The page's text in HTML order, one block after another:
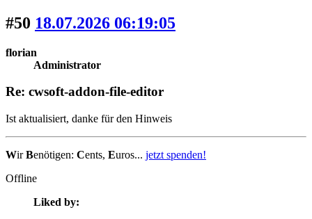
#50 18.07.2026 06:19:05
florian
Administrator
Re: cwsoft-addon-file-editor
Ist aktualisiert, danke für den Hinweis
WirBenötigen: Cents, Euros... jetzt spenden!
Offline
Liked by: